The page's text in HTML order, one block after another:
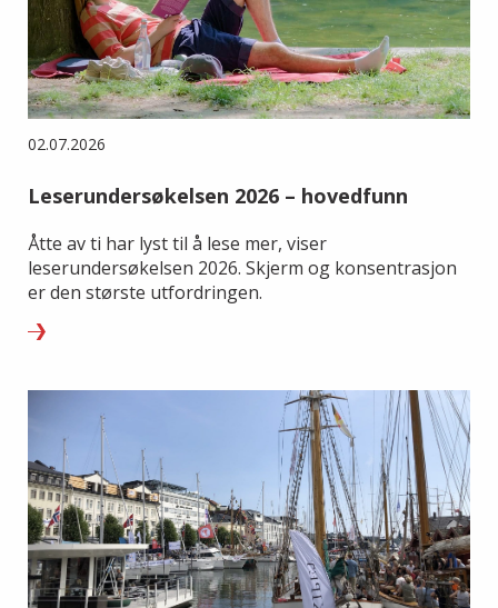
02.07.2026
Leserundersøkelsen 2026 – hovedfunn
Åtte av ti har lyst til å lese mer, viser
leserundersøkelsen 2026. Skjerm og konsentrasjon
er den største utfordringen.